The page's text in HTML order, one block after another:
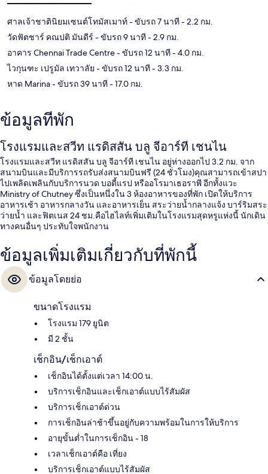
ศาลเจ้าชาตินิยมเซนต์โทมัสเมาท์- ขับรถ 7 นาที- 2.2 กม.
วัดฟัตชาร์ คณปติ มันดีร์ - ขับรถ 9 นาที- 2.9 กม.
อาคาร Chennai Trade Centre- ขับรถ 12 นาที- 4.0 กม.
ไวกุนฑะ เปรูมัล เทวาลัย - ขับรถ 12 นาที- 3.3 กม.
หาด Marina- ขับรถ 39 นาที- 17.0 กม.
ข้อมูลที่พัก
โรงแรมและสวีท แรดิสสัน บลู จีอาร์ที เชนไน
โรงแรมและสวีท แรดิสสัน บลู จีอาร์ที เชนไน อยู่ห่างออกไป 3.2 กม. จาก
สนามบินและมีบริการรถรับส่งสนามบินฟรี (24 ชั่วโมง)คุณสามารถเข้าสปา
ไปเพลิดเพลินกับบริการนวด บอดี้แรป หรืออโรมาเธอราพี อีกทั้งแวะ
Ministry of Chutney ซึ่งเป็นหนึ่งใน 3 ห้องอาหารของที่พัก เปิดให้บริการ
อาหารเช้า อาหารกลางวัน และอาหารเย็น สระว่ายน้ำกลางแจ้ง บาร์ริมสระ
ว่ายน้ำ และฟิตเนส 24 ชม.คือไฮไลท์เพิ่มเติมในโรงแรมสุดหรูแห่งนี้ นักเดิน
ทางคนอื่นๆ ประทับใจพนักงาน
ข้อมูลเพิ่มเติมเกี่ยวกับที่พักนี้
ข้อมูลโดยย่อ
ขนาดโรงแรม
โรงแรม 179 ยูนิต
มี 2 ชั้น
เช็กอิน/เช็กเอาต์
เช็กอินได้ตั้งแต่เวลา 14:00 น.
บริการเช็กอินและเช็กเอาต์แบบไร้สัมผัส
บริการเช็กเอาต์ด่วน
การเช็กอินล่าช้าขึ้นอยู่กับความพร้อมในการให้บริการ
อายุขั้นต่ำในการเช็กอิน - 18
เวลาเช็กเอาต์คือ เที่ยง
บริการเช็กเอาต์แบบไร้สัมผัส